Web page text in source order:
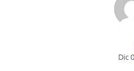
Dic